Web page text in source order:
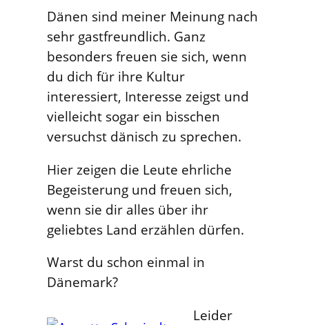
Dänen sind meiner Meinung nach
sehr gastfreundlich. Ganz
besonders freuen sie sich, wenn
du dich für ihre Kultur
interessiert, Interesse zeigst und
vielleicht sogar ein bisschen
versuchst dänisch zu sprechen.
Hier zeigen die Leute ehrliche
Begeisterung und freuen sich,
wenn sie dir alles über ihr
geliebtes Land erzählen dürfen.
Warst du schon einmal in
Dänemark?
Leider